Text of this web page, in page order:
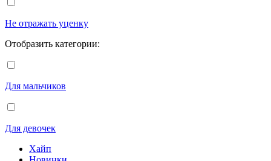
Не отражать уценку
Отобразить категории:
Для мальчиков
Для девочек
Хайп